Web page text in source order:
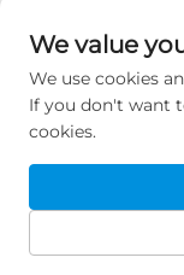
We value
We use cookies
If you don't want
cookies.